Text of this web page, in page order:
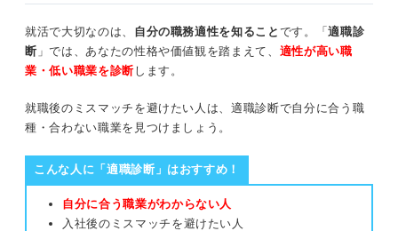
就活で大切なのは、 自分の職務適性を知ること です。「適職診
断 」では、あなたの性格や価値観を踏まえて、 適性が高い職
業・低い職業を診断します。
就職後のミスマッチを避けたい人は、適職診断で自分に合う職
種・合わない職業を見つけましょう。
こんな人に「適職診断」はおすすめ！
自分に合う職業がわからない人
入社後のミスマッチを避けたい人